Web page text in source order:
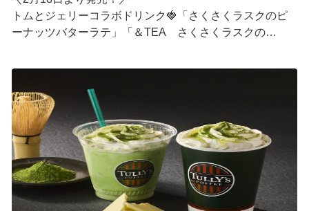
トムとジェリーコラボドリンク🍓「さくさくラスクのピ
ーナッツバターラテ」「＆TEA さくさくラスクの